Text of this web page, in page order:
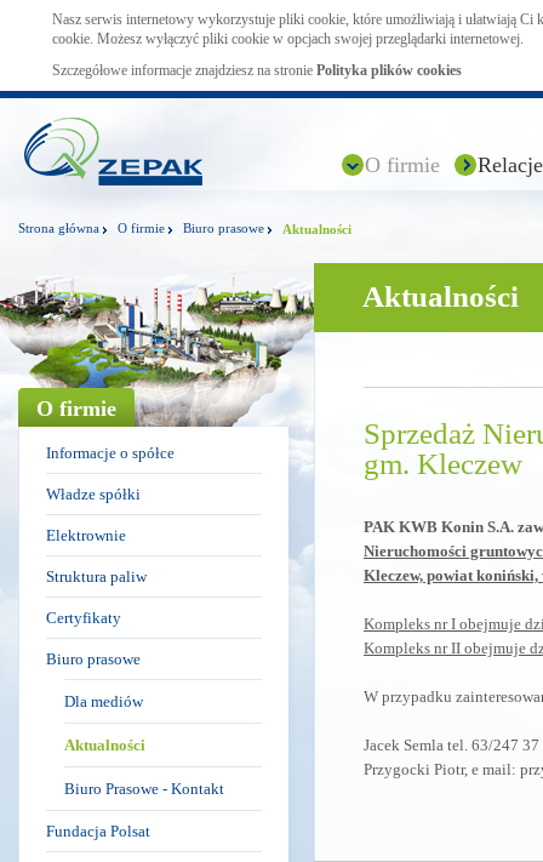
Nasz serwis internetowy wykorzystuje pliki cookie, które umożliwiają i ułatwiają Ci
cookie. Możesz wyłączyć pliki cookie w opcjach swojej przeglądarki internetowej.
Szczegółowe informacje znajdziesz na stronie Polityka plików cookies
O firmie
Strona główna O firmie Biuro prasowe Aktualności
O firmie
Informacje o spółce
Władze spółki
Elektrownie
Struktura paliw
Certyfikaty
Biuro prasowe
Dla mediów
Aktualności
Biuro Prasowe - Kontakt
Fundacja Polsat
Aktualności
Sprzedaż
gm. Kleczew
PAK KWB Konin S.A.
Nieruchomości
Kleczew, powiat
Kompleks nr I obejmuje
Kompleks nr II obejmuje
W przypadku
Jacek Semla tel. 63/247
Przygocki Piotr, e mail: